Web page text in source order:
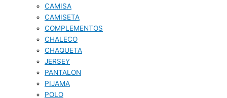
CAMISA
CAMISETA
COMPLEMENTOS
CHALECO
CHAQUETA
JERSEY
PANTALON
PIJAMA
POLO